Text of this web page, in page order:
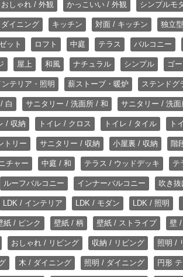
おしゃれ / 外観 かっこいい / 外観 シンプルモ
ダイニング キッチン 対面 / キッチン 独立
ット ロフト 中庭 テラス バルコニー
屋上 和風 ナチュラル シンプル ゴ
ンテリア・照明 薪ストーブ・暖炉 ステンドグ
白 サニタリー / 洗面所 / 和 サニタリー / 洗
/ 収納 トイレ / クロス トイレ / タイル ト
トリー サニタリー / 収納 小屋裏 / 収納 階
チャー 中庭 / 和 テラス / ウッドデッキ テ
ルーフバルコニー インナーバルコニー 吹き
LDK / インテリア LDK / モダン LDK / 照明
紙 / ピンク 壁紙 / 柄 壁紙 / ストライプ 壁
おしゃれ / リビング 収納 / リビング 照明 /
木 / ダイニング 照明 / ダイニング 円形